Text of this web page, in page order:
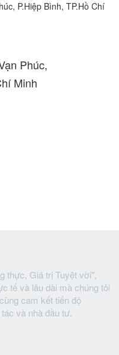
P.Hiệp Bình, TP.Hồ Chí
Phúc,
Minh
thực, Giá trị Tuyệt vời",
tế và lâu dài mà chúng tôi
cam kết tiến độ
và nhà đầu tư.